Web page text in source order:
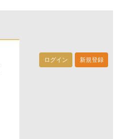
ログイン 新規登録